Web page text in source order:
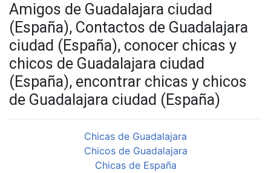
Amigos de Guadalajara ciudad
(España), Contactos de Guadalajara
ciudad (España), conocer chicas y
chicos de Guadalajara ciudad
(España), encontrar chicas y chicos
de Guadalajara ciudad (España)
Chicas de Guadalajara
Chicos de Guadalajara
Chicas de España